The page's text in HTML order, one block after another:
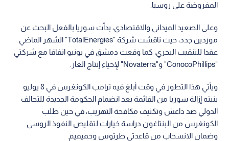
المفروضة على روسيا.
وعلى الصعيد الميداني والاقتصادي، بدأت سوريا بالفعل البحث عن
موردين جدد، حيث ناقشت شركة "TotalEnergies" الشهر الماضي
عقدا للتنقيب البحري، كما وقعت دمشق في يونيو اتفاقا مع شركتي
"ConocoPhillips" و"Novaterra" لإحياء إنتاج الغاز.
ويأتي هذا التطور في وقت أبلغ فيه ترامب الكونغرس في 8 يوليو
بنيته إزالة سوريا من القائمة بعد انضمام الحكومة الجديدة للتحالف
الدولي ضد داعش وتكثيف مكافحة التهريب، في حين طلب
الكونغرس من البنتاغون دراسة خيارات لتقليص النفوذ الروسي
وضمان الانسحاب من قاعدتي طرتوس وحميميم.